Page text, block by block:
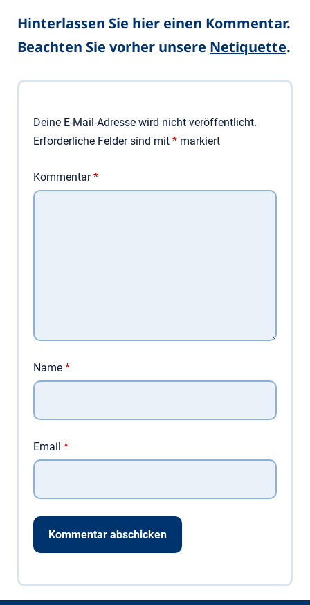
Hinterlassen Sie hier einen Kommentar.
Beachten Sie vorher unsere Netiquette.
Deine E-Mail-Adresse wird nicht veröffentlicht.
Erforderliche Felder sind mit * markiert
Kommentar*
Name *
Email *